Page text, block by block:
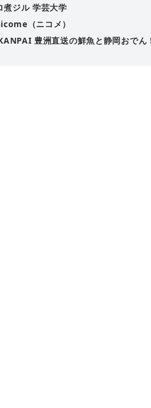
煮ジル 学芸大学
（ニコメ）
豊洲直送の鮮魚と静岡おで